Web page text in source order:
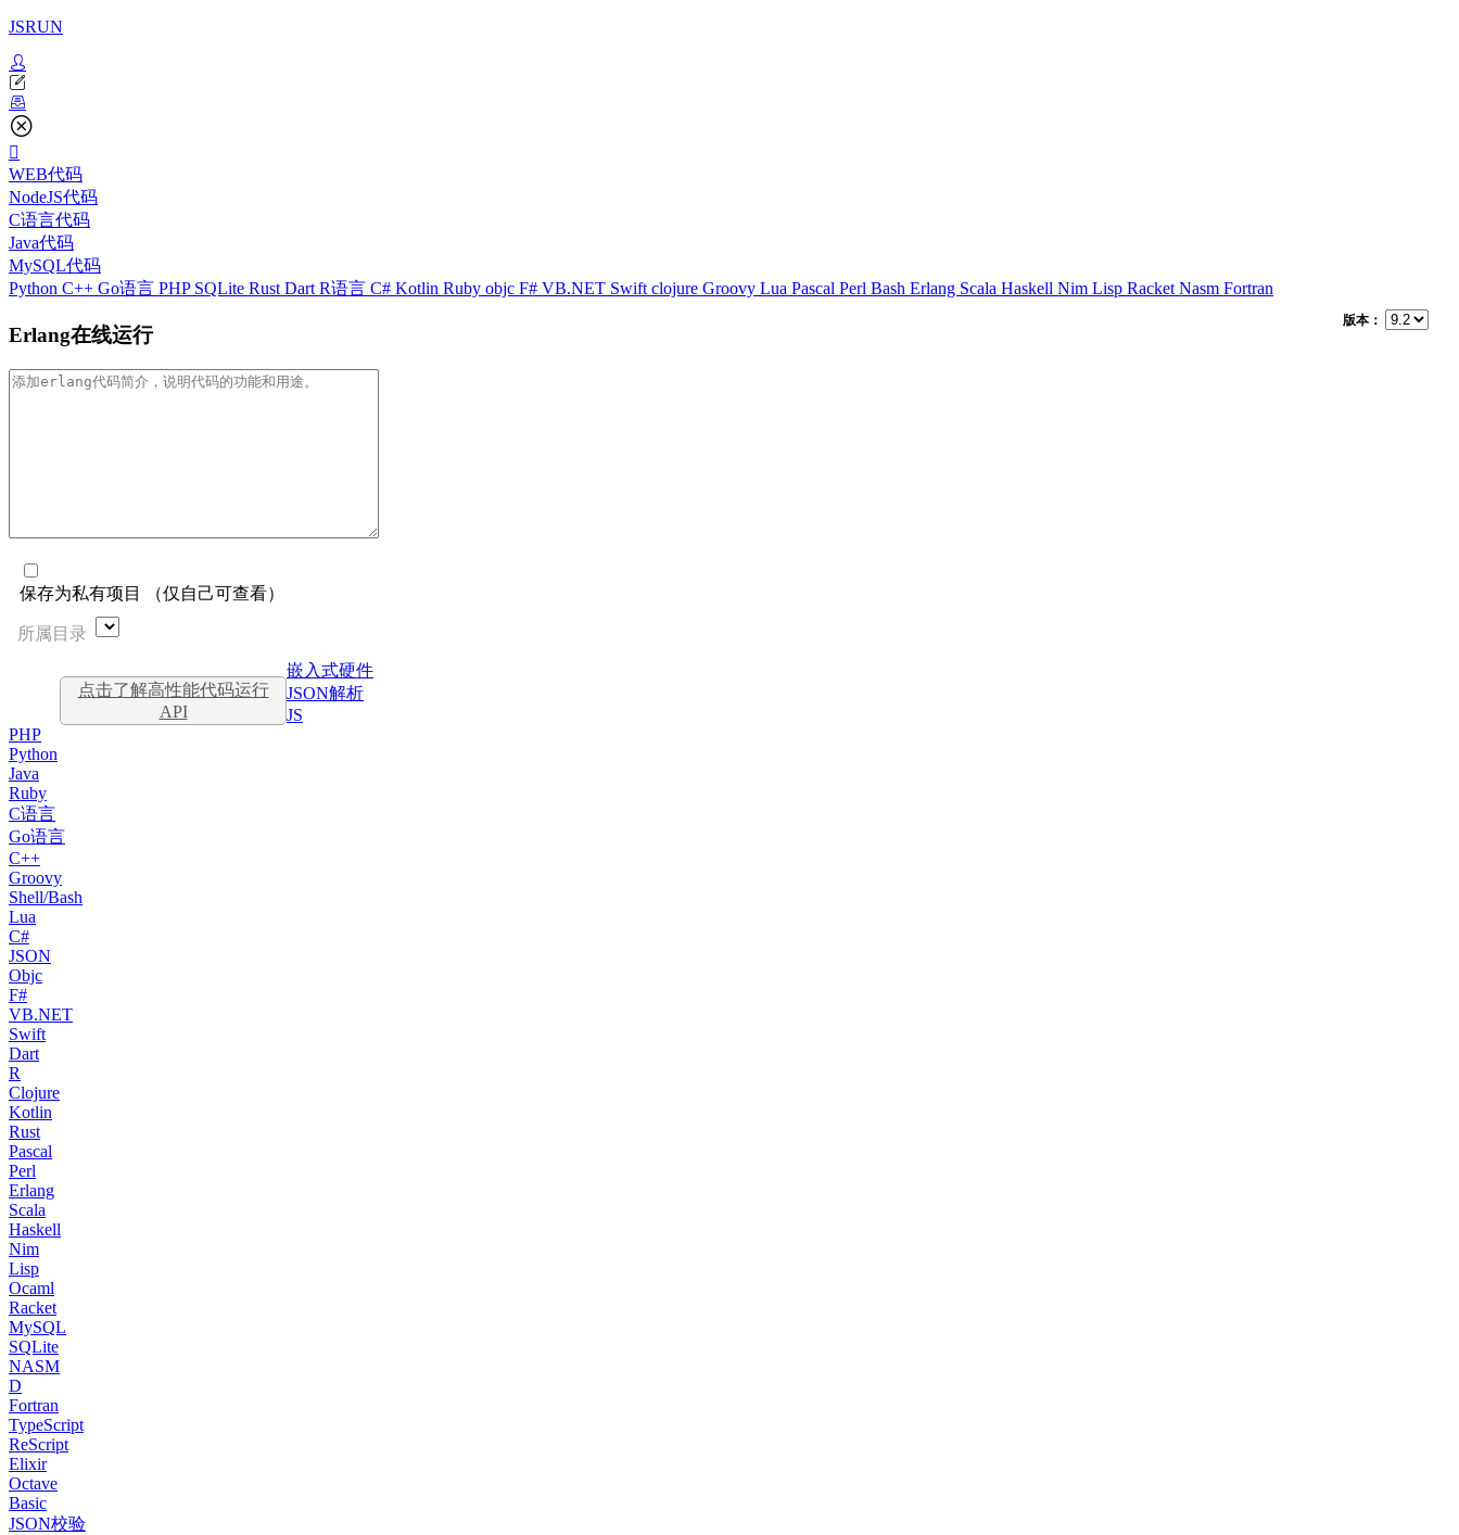
JSRUN
WEB代码
NodeJS代码
C语言代码
Java代码
MySQL代码
Python C++ Go语言 PHP SQLite Rust Dart R语言 C# Kotlin Ruby objc F# VB.NET Swift clojure Groovy Lua Pascal Perl Bash Erlang Scala Haskell Nim Lisp Racket Nasm Fortran
Erlang在线运行
版本：
保存为私有项目 （仅自己可查看）
所属目录
点击了解高性能代码运行
API
嵌入式硬件
JSON解析
JS
PHP
Python
Java
Ruby
C语言
Go语言
C++
Groovy
Shell/Bash
Lua
C#
JSON
Objc
F#
VB.NET
Swift
Dart
R
Clojure
Kotlin
Rust
Pascal
Perl
Erlang
Scala
Haskell
Nim
Lisp
Ocaml
Racket
MySQL
SQLite
NASM
D
Fortran
TypeScript
ReScript
Elixir
Octave
Basic
JSON校验